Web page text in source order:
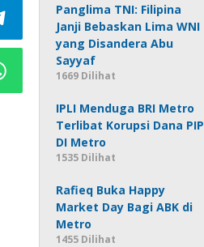
Panglima TNI: Filipina
Janji Bebaskan Lima WNI
yang Disandera Abu
Sayyaf
1669 Dilihat
IPLI Menduga BRI Metro
Terlibat Korupsi Dana PIP
DI Metro
1535 Dilihat
Rafieq Buka Happy
Market Day Bagi ABK di
Metro
1455 Dilihat